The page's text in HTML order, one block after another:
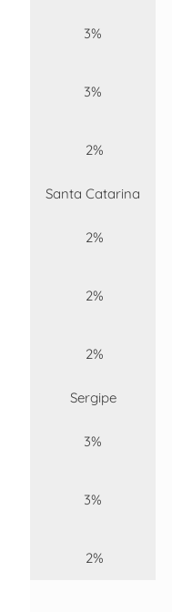
3%
3%
2%
Santa Catarina
2%
2%
2%
Sergipe
3%
3%
2%